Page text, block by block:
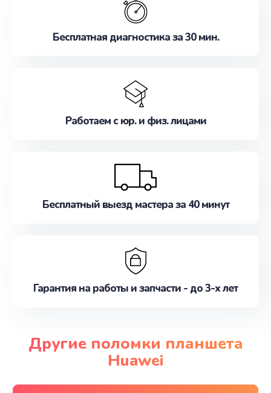
Бесплатная диагностика за 30 мин.
Работаем с юр. и физ. лицами
Бесплатный выезд мастера за 40 минут
Гарантия на работы и запчасти - до 3-х лет
Другие поломки планшета
Huawei